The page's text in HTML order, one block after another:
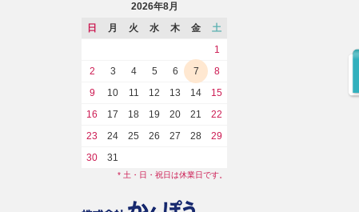
2026年8月
日
月 火 水 木 金
土
1
2
3 4 5 6 7
8
9
10 11 12 13 14
15
16
17 18 19 20 21
22
23
24 25 26 27 28
29
30
31
* 土・日・祝日は休業日です。